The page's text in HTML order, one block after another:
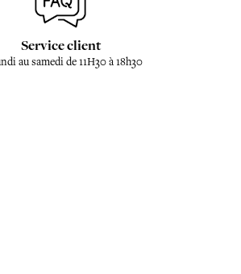
Service client
au samedi de 11H30 à 18h30